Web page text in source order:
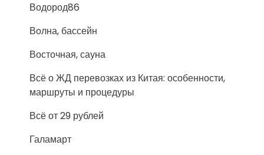
Водород86
Волна, бассейн
Восточная, сауна
Всё о ЖД перевозках из Китая: особенности,
маршруты и процедуры
Всё от 29 рублей
Галамарт